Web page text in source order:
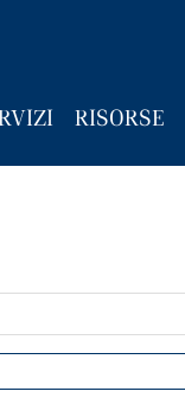
RISORSE